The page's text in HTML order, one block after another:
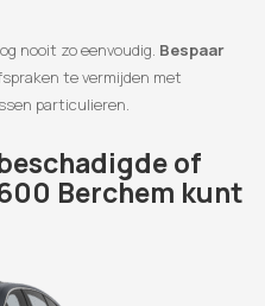
nooit zo eenvoudig. Bespaar
te vermijden met
particulieren.
of
Berchem kunt